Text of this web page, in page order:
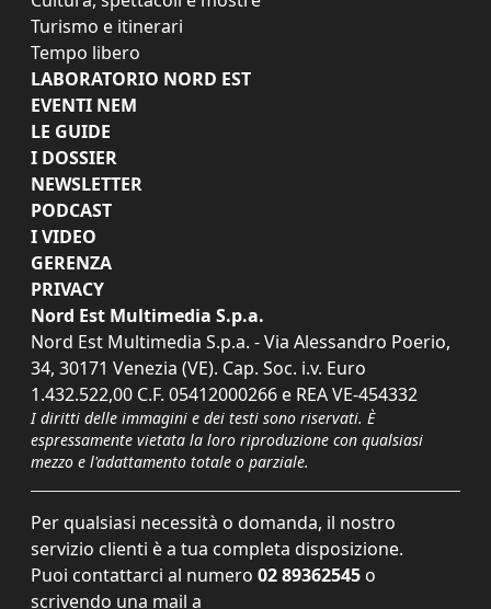
Turismo e itinerari
Tempo libero
LABORATORIO NORD EST
EVENTI NEM
LE GUIDE
I DOSSIER
NEWSLETTER
PODCAST
I VIDEO
GERENZA
PRIVACY
Nord Est Multimedia S.p.a.
Nord Est Multimedia S.p.a. - Via Alessandro Poerio,
34, 30171 Venezia (VE). Cap. Soc. i.v. Euro
1.432.522,00 C.F. 05412000266 e REA VE-454332
I diritti delle immagini e dei testi sono riservati. È
espressamente vietata la loro riproduzione con qualsiasi
mezzo e l'adattamento totale o parziale.
Per qualsiasi necessità o domanda, il nostro
servizio clienti è a tua completa disposizione.
Puoi contattarci al numero 02 89362545 o
scrivendo una mail a